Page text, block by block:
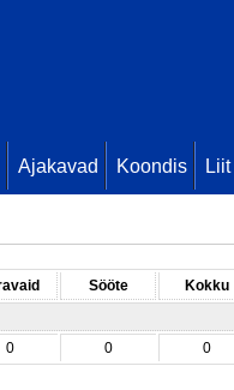
Ajakavad Koondis Liit
Sööte
Kokku
0 0 0